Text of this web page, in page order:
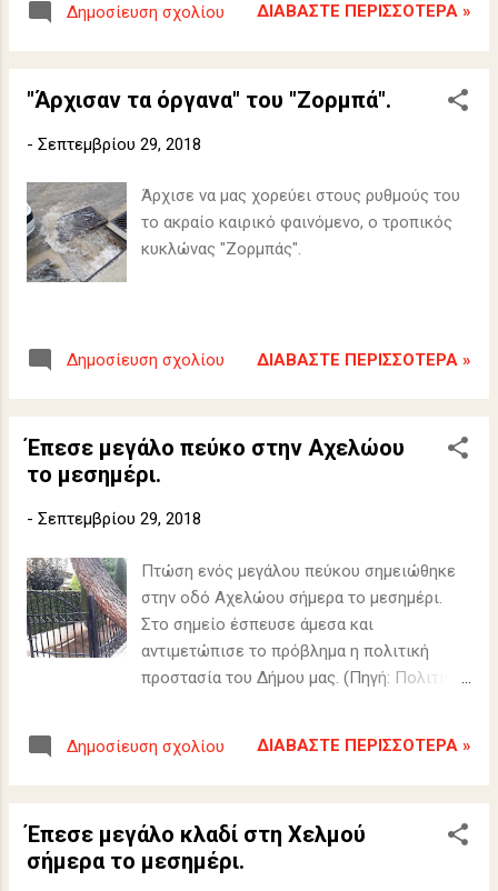
Δημοσίευση σχολίου ΔΙΑΒΆΣΤΕ ΠΕΡΙΣΣΌΤΕΡΑ »
"Άρχισαν τα όργανα" του "Ζορμπά".
- Σεπτεμβρίου 29, 2018
Άρχισε να μας χορεύει στους ρυθμούς του
το ακραίο καιρικό φαινόμενο, ο τροπικός
κυκλώνας "Ζορμπάς".
Δημοσίευση σχολίου ΔΙΑΒΆΣΤΕ ΠΕΡΙΣΣΌΤΕΡΑ »
Έπεσε μεγάλο πεύκο στην Αχελώου
το μεσημέρι.
- Σεπτεμβρίου 29, 2018
Πτώση ενός μεγάλου πεύκου σημειώθηκε
στην οδό Αχελώου σήμερα το μεσημέρι.
Στο σημείο έσπευσε άμεσα και
αντιμετώπισε το πρόβλημα η πολιτική
προστασία του Δήμου μας. (Πηγή: Πολιτική
Δημοσίευση σχολίου ΔΙΑΒΆΣΤΕ ΠΕΡΙΣΣΌΤΕΡΑ »
Έπεσε μεγάλο κλαδί στη Χελμού
σήμερα το μεσημέρι.